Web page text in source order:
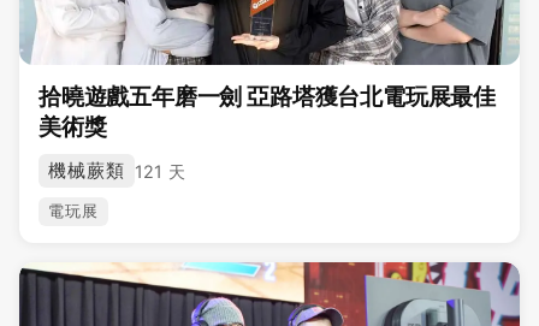
拾曉遊戲五年磨一劍 亞路塔獲台北電玩展最佳
美術獎
機械蕨類 121 天
電玩展